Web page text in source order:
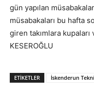
gün yapılan
müsabakaları bu hafta
giren takımlara
KESEROĞLU
ETIKETLER İskenderun